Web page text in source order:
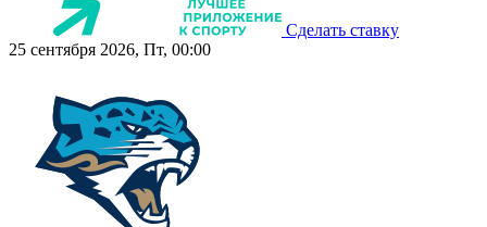
Сделать ставку
25 сентября 2026, Пт, 00:00